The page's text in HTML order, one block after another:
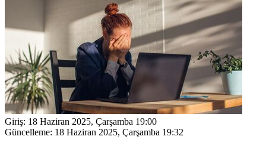
Giriş: 18 Haziran 2025, Çarşamba 19:00
Güncelleme: 18 Haziran 2025, Çarşamba 19:32